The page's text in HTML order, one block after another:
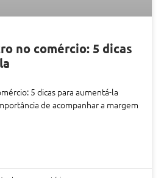
no comércio: 5 dicas
5 dicas para aumentá-la
de acompanhar a margem